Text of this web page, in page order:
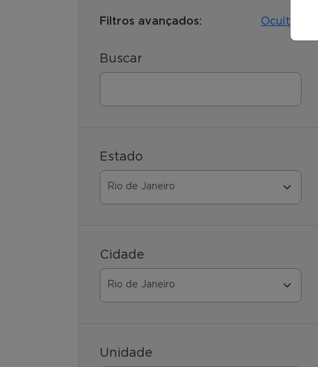
Filtros avançados: Ocultar
Buscar
Estado
Cidade
Unidade